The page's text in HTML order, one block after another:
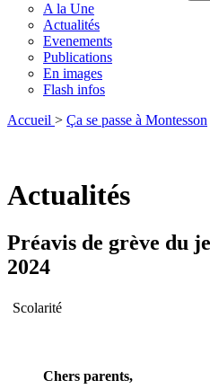
A la Une
Actualités
Evenements
Publications
En images
Flash infos
Accueil > Ça se passe à Montesson
Actualités
Préavis de grève du
2024
Scolarité
Chers parents,